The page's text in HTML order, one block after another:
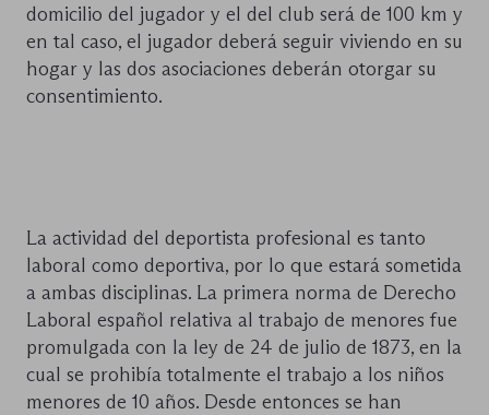
domicilio del jugador y el del club será de 100 km y
en tal caso, el jugador deberá seguir viviendo en su
hogar y las dos asociaciones deberán otorgar su
consentimiento.
La actividad del deportista profesional es tanto
laboral como deportiva, por lo que estará sometida
a ambas disciplinas. La primera norma de Derecho
Laboral español relativa al trabajo de menores fue
promulgada con la ley de 24 de julio de 1873, en la
cual se prohibía totalmente el trabajo a los niños
menores de 10 años. Desde entonces se han